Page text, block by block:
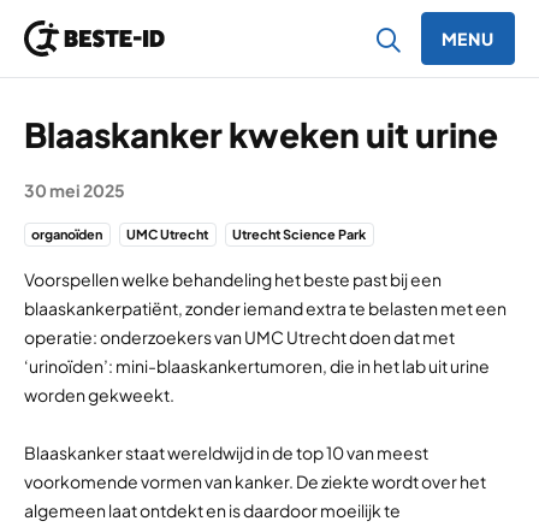
MENU
Blaaskanker kweken uit urine
30 mei 2025
organoïden UMC Utrecht Utrecht Science Park
Voorspellen welke behandeling het beste past bij een
blaaskankerpatiënt, zonder iemand extra te belasten met een
operatie: onderzoekers van UMC Utrecht doen dat met
‘urinoïden’: mini-blaaskankertumoren, die in het lab uit urine
worden gekweekt.
Blaaskanker staat wereldwijd in de top 10 van meest
voorkomende vormen van kanker. De ziekte wordt over het
algemeen laat ontdekt en is daardoor moeilijk te